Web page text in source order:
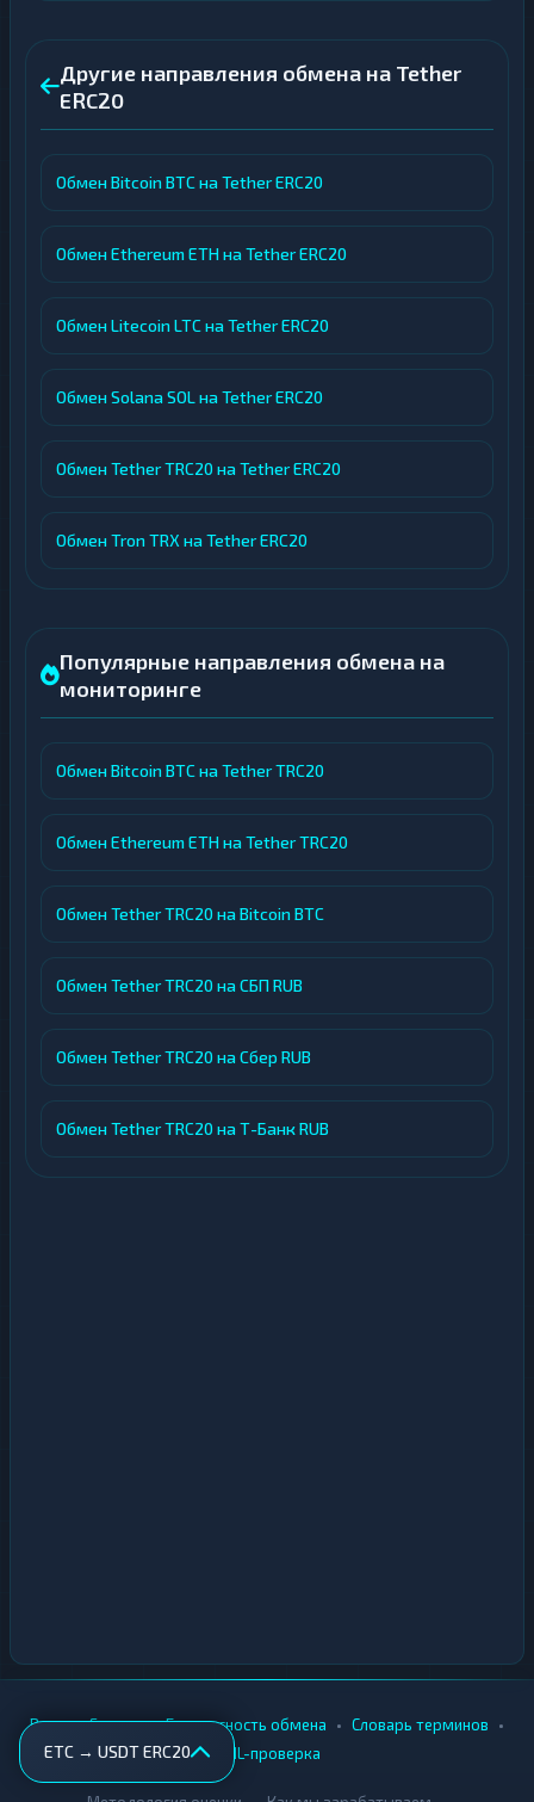
Другие направления обмена на Tether
ERC20
Обмен Bitcoin BTC на Tether ERC20
Обмен Ethereum ETH на Tether ERC20
Обмен Litecoin LTC на Tether ERC20
Обмен Solana SOL на Tether ERC20
Обмен Tether TRC20 на Tether ERC20
Обмен Tron TRX на Tether ERC20
Популярные направления обмена на
мониторинге
Обмен Bitcoin BTC на Tether TRC20
Обмен Ethereum ETH на Tether TRC20
Обмен Tether TRC20 на Bitcoin BTC
Обмен Tether TRC20 на СБП RUB
Обмен Tether TRC20 на Сбер RUB
Обмен Tether TRC20 на Т-Банк RUB
ETC → USDT ERC20
Вики • Города • Безопасность обмена • Словарь терминов •
AML-проверка